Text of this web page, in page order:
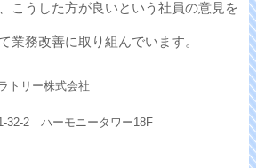
こうした方が良いという社員の意見を
業務改善に取り組んでいます。
トリー株式会社
32-2 ハーモニータワー18F